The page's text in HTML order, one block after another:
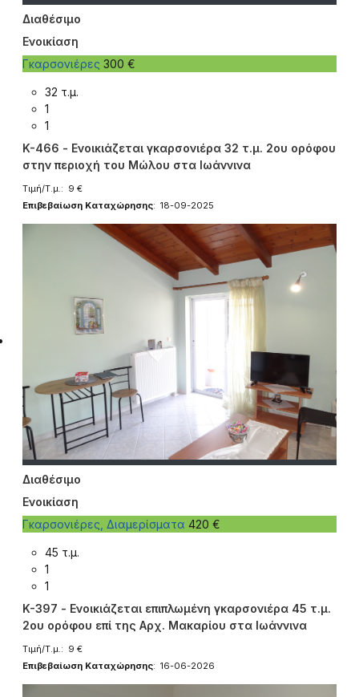
Διαθέσιμο
Ενοικίαση
Γκαρσονιέρες 300 €
32 τ.μ.
1
1
K-466 - Ενοικιάζεται γκαρσονιέρα 32 τ.μ. 2ου ορόφου
στην περιοχή του Μώλου στα Ιωάννινα
Τιμή/Τ.μ.: 9 €
Επιβεβαίωση Καταχώρησης: 18-09-2025
Διαθέσιμο
Ενοικίαση
Γκαρσονιέρες, Διαμερίσματα 420 €
45 τ.μ.
1
1
K-397 - Ενοικιάζεται επιπλωμένη γκαρσονιέρα 45 τ.μ.
2ου ορόφου επί της Αρχ. Μακαρίου στα Ιωάννινα
Τιμή/Τ.μ.: 9 €
Επιβεβαίωση Καταχώρησης: 16-06-2026